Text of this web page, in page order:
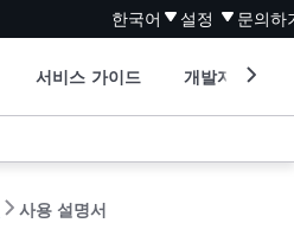
한국어 설정 문의하
서비스 가이드 개발자 도구
사용 설명서